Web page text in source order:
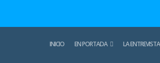
INICIO EN PORTADA LA ENTREVISTA